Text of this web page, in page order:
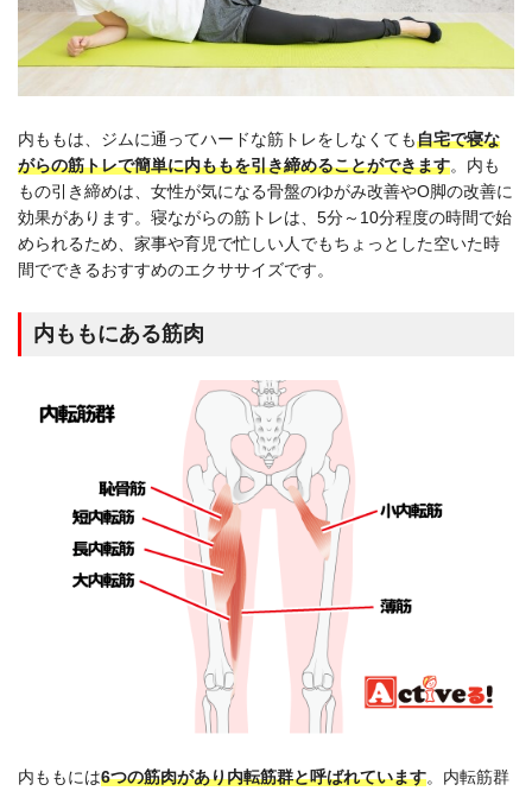
内ももは、ジムに通ってハードな筋トレをしなくても自宅で寝な
がらの筋トレで簡単に内ももを引き締めることができます。内も
もの引き締めは、女性が気になる骨盤のゆがみ改善やO脚の改善に
効果があります。寝ながらの筋トレは、5分～10分程度の時間で始
められるため、家事や育児で忙しい人でもちょっとした空いた時
間でできるおすすめのエクササイズです。
内ももにある筋肉
内ももには6つの筋肉があり内転筋群と呼ばれています。内転筋群